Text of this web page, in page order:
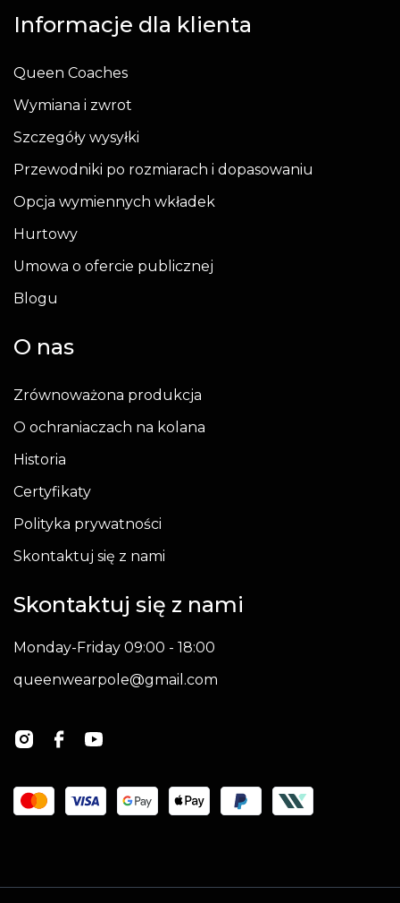
Informacje dla klienta
Queen Coaches
Wymiana i zwrot
Szczegóły wysyłki
Przewodniki po rozmiarach i dopasowaniu
Opcja wymiennych wkładek
Hurtowy
Umowa o ofercie publicznej
Blogu
O nas
Zrównoważona produkcja
O ochraniaczach na kolana
Historia
Certyfikaty
Polityka prywatności
Skontaktuj się z nami
Skontaktuj się z nami
Monday-Friday 09:00 - 18:00
queenwearpole@gmail.com